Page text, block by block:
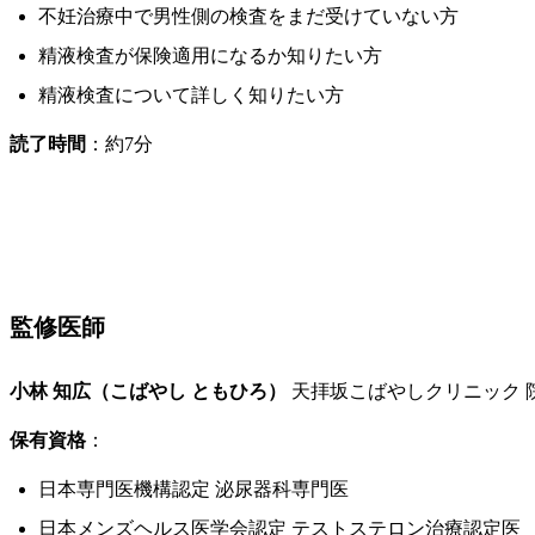
不妊治療中で男性側の検査をまだ受けていない方
精液検査が保険適用になるか知りたい方
精液検査について詳しく知りたい方
読了時間 ：約7分
監修医師
小林 知広（こばやし ともひろ） 天拝坂こばやしクリニック
保有資格：
日本専門医機構認定 泌尿器科専門医
日本メンズヘルス医学会認定 テストステロン治療認定医